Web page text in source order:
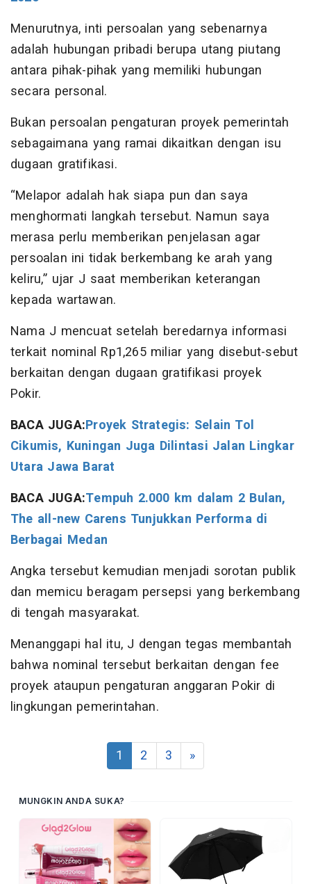
Menurutnya, inti persoalan yang sebenarnya
adalah hubungan pribadi berupa utang piutang
antara pihak-pihak yang memiliki hubungan
secara personal.
Bukan persoalan pengaturan proyek pemerintah
sebagaimana yang ramai dikaitkan dengan isu
dugaan gratifikasi.
“Melapor adalah hak siapa pun dan saya
menghormati langkah tersebut. Namun saya
merasa perlu memberikan penjelasan agar
persoalan ini tidak berkembang ke arah yang
keliru,” ujar J saat memberikan keterangan
kepada wartawan.
Nama J mencuat setelah beredarnya informasi
terkait nominal Rp1,265 miliar yang disebut-sebut
berkaitan dengan dugaan gratifikasi proyek
Pokir.
BACA JUGA:Proyek Strategis: Selain Tol
Cikumis, Kuningan Juga Dilintasi Jalan Lingkar
Utara Jawa Barat
BACA JUGA:Tempuh 2.000 km dalam 2 Bulan,
The all-new Carens Tunjukkan Performa di
Berbagai Medan
Angka tersebut kemudian menjadi sorotan publik
dan memicu beragam persepsi yang berkembang
di tengah masyarakat.
Menanggapi hal itu, J dengan tegas membantah
bahwa nominal tersebut berkaitan dengan fee
proyek ataupun pengaturan anggaran Pokir di
lingkungan pemerintahan.
1 2 3 »